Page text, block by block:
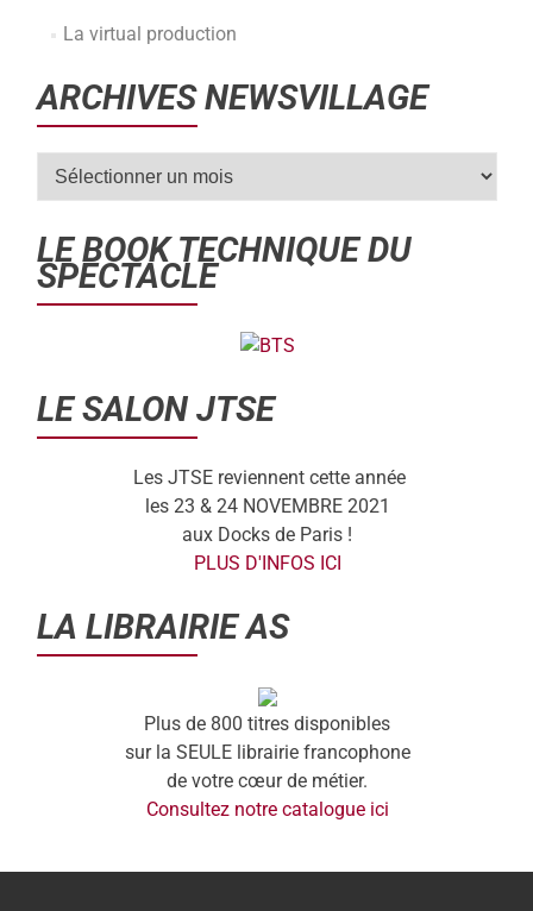
La virtual production
ARCHIVES NEWSVILLAGE
LE BOOK TECHNIQUE DU
SPECTACLE
LE SALON JTSE
Les JTSE reviennent cette année
les 23 & 24 NOVEMBRE 2021
aux Docks de Paris !
PLUS D'INFOS ICI
LA LIBRAIRIE AS
Plus de 800 titres disponibles
sur la SEULE librairie francophone
de votre cœur de métier.
Consultez notre catalogue ici